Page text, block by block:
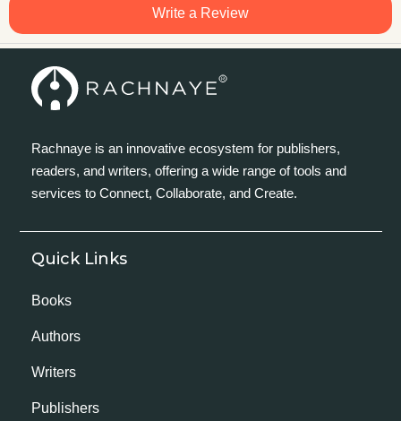
Write a Review
Rachnaye is an innovative ecosystem for publishers,
readers, and writers, offering a wide range of tools and
services to Connect, Collaborate, and Create.
Quick Links
Books
Authors
Writers
Publishers